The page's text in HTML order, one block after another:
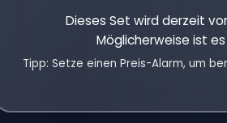
Dieses Set wird derzeit
Möglicherweise ist
Tipp: Setze einen Preis-Alarm, um